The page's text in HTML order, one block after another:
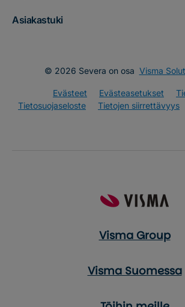
Asiakastuki
© 2026 Severa on osa Visma
Evästeet Evästeasetukset
Tietosuojaseloste
Tietojen siirrettävyys
Visma Group
Visma Suomessa